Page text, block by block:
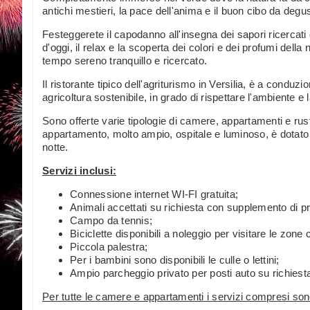
antichi mestieri, la pace dell'anima e il buon cibo da
Festeggerete il capodanno all'insegna dei sapori
d'oggi, il relax e la scoperta dei colori e dei profumi
tempo sereno tranquillo e ricercato.
Il ristorante tipico dell'agriturismo in Versilia, è a
agricoltura sostenibile, in grado di rispettare l'ambiente e
Sono offerte varie tipologie di camere, appartamenti e
appartamento, molto ampio, ospitale e luminoso, è
notte.
Servizi inclusi:
Connessione internet WI-FI gratuita;
Animali accettati su richiesta con supplemento di
Campo da tennis;
Biciclette disponibili a noleggio per visitare le zone
Piccola palestra;
Per i bambini sono disponibili le culle o lettini;
Ampio parcheggio privato per posti auto su
Per tutte le camere e appartamenti i servizi compresi